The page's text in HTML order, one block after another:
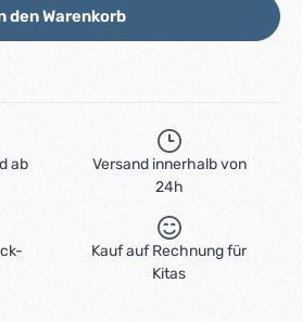
den Warenkorb
ab
Versand innerhalb von
24h
Kauf auf Rechnung für
Kitas